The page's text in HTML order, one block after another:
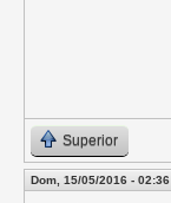
Superior
Dom, 15/05/2016 - 02:36